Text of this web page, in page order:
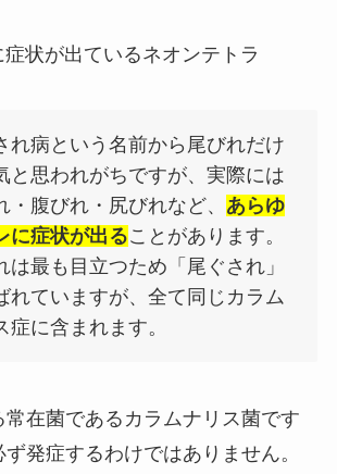
症状が出ているネオンテトラ
れ病という名前から尾びれだけ
と思われがちですが、実際には
・腹びれ・尻びれなど、 あらゆ
に症状が出ることがあります。
は最も目立つため「尾ぐされ」
れていますが、全て同じカラム
症に含まれます。
常在菌であるカラムナリス菌です
発症するわけではありません。